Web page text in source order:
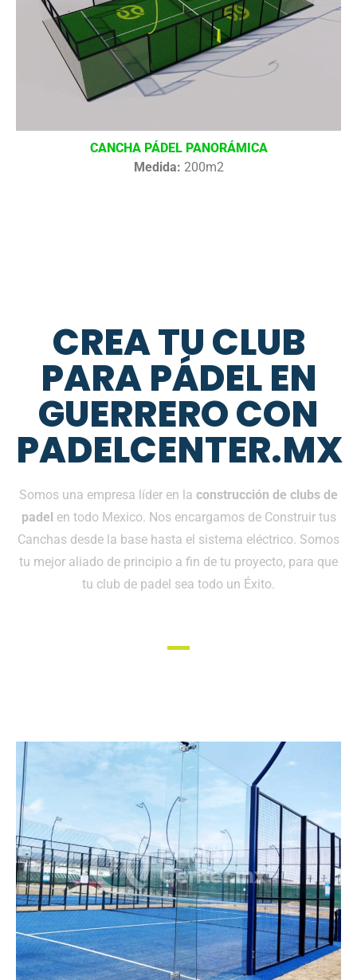
CANCHA PÁDEL PANORÁMICA
Medida: 200m2
CREA TU CLUB
PARA PÁDEL EN
GUERRERO CON
PADELCENTER.MX
Somos una empresa líder en la construcción de clubs de
padel en todo Mexico. Nos encargamos de Construir tus
Canchas desde la base hasta el sistema eléctrico. Somos
tu mejor aliado de principio a fin de tu proyecto, para que
tu club de padel sea todo un Éxito.